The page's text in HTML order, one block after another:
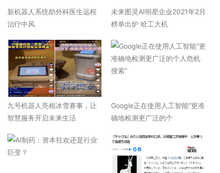
新机器人系统助外科医生远程
治疗中风
未来图灵AI明星企业2021年2月
榜单出炉 哈工大机
九号机器人亮相冰雪赛事，让
智慧服务开启未来生活
Google正在使用人工智能“更准
确地检测更广泛的个